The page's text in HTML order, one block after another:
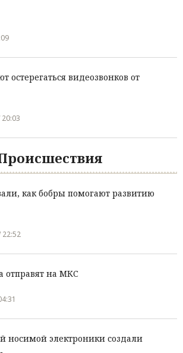
остерегаться видеозвонков от
как бобры помогают развитию
22:52
отправят на МКС
носимой электроники создали